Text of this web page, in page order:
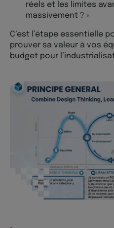
réels et les limites
massivement ? »
C’est l’étape essentielle
prouver sa valeur à vos
budget pour